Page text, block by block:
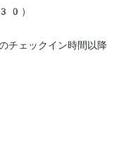
）
チェックイン時間以降